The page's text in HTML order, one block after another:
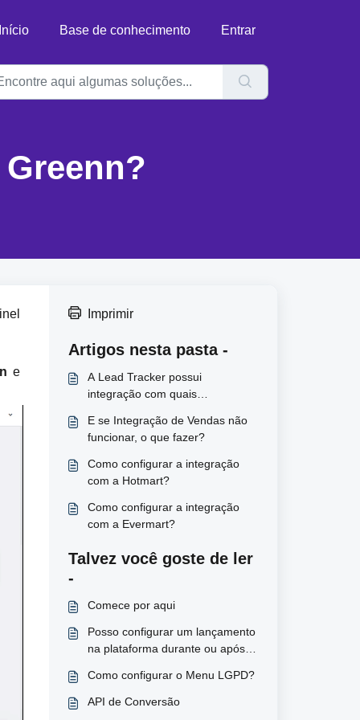
Base de conhecimento Entrar
e
Imprimir
Artigos nesta pasta -
A Lead Tracker possui
integração com quais
E se Integração de Vendas não
funcionar, o que fazer?
Como configurar a integração
com a Hotmart?
Como configurar a integração
com a Evermart?
Talvez você goste de ler
-
Comece por aqui
Posso configurar um lançamento
na plataforma durante ou após
Como configurar o Menu LGPD?
API de Conversão